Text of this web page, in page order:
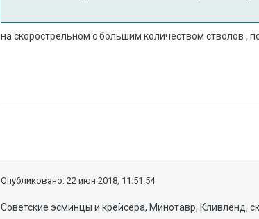
на скорострельном с большим количеством стволов ,
Опубликовано:22 июн 2018, 11:51:54
Советские эсминцы и крейсера, Минотавр, Кливленд,